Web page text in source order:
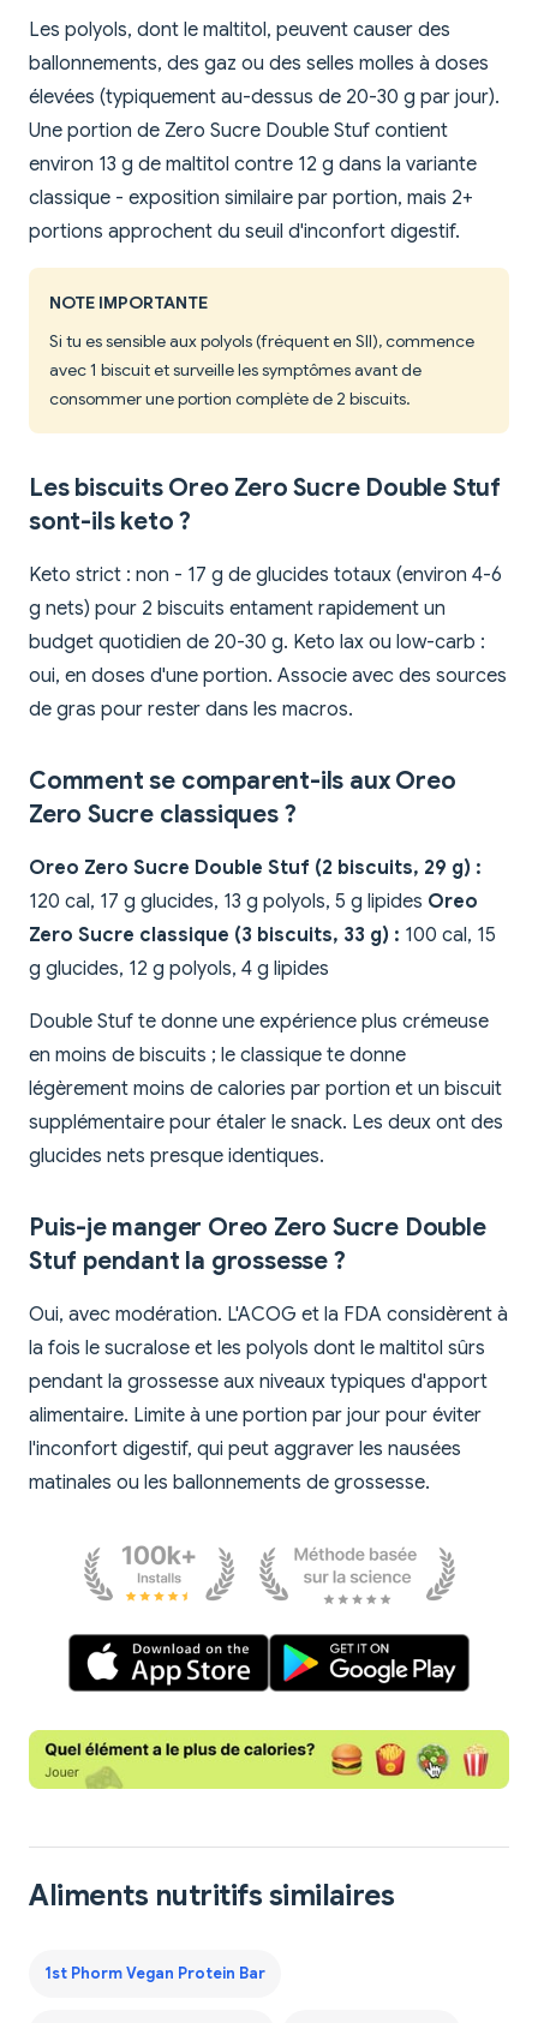
Les polyols, dont le maltitol, peuvent causer des
ballonnements, des gaz ou des selles molles à doses
élevées (typiquement au-dessus de 20-30 g par jour).
Une portion de Zero Sucre Double Stuf contient
environ 13 g de maltitol contre 12 g dans la variante
classique - exposition similaire par portion, mais 2+
portions approchent du seuil d'inconfort digestif.
NOTE IMPORTANTE
Si tu es sensible aux polyols (fréquent en SII), commence
avec 1 biscuit et surveille les symptômes avant de
consommer une portion complète de 2 biscuits.
Les biscuits Oreo Zero Sucre Double Stuf
sont-ils keto ?
Keto strict : non - 17 g de glucides totaux (environ 4-6
g nets) pour 2 biscuits entament rapidement un
budget quotidien de 20-30 g. Keto lax ou low-carb :
oui, en doses d'une portion. Associe avec des sources
de gras pour rester dans les macros.
Comment se comparent-ils aux Oreo
Zero Sucre classiques ?
Oreo Zero Sucre Double Stuf (2 biscuits, 29 g) :
120 cal, 17 g glucides, 13 g polyols, 5 g lipides Oreo
Zero Sucre classique (3 biscuits, 33 g) : 100 cal, 15
g glucides, 12 g polyols, 4 g lipides
Double Stuf te donne une expérience plus crémeuse
en moins de biscuits ; le classique te donne
légèrement moins de calories par portion et un biscuit
supplémentaire pour étaler le snack. Les deux ont des
glucides nets presque identiques.
Puis-je manger Oreo Zero Sucre Double
Stuf pendant la grossesse ?
Oui, avec modération. L'ACOG et la FDA considèrent à
la fois le sucralose et les polyols dont le maltitol sûrs
pendant la grossesse aux niveaux typiques d'apport
alimentaire. Limite à une portion par jour pour éviter
l'inconfort digestif, qui peut aggraver les nausées
matinales ou les ballonnements de grossesse.
Aliments nutritifs similaires
1st Phorm Vegan Protein Bar